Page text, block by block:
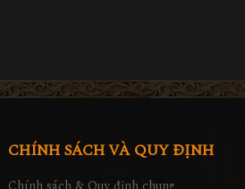
CHÍNH SÁCH VÀ QUY ĐỊNH